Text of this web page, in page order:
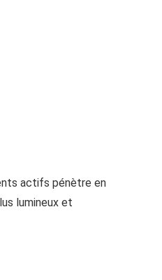
actifs pénètre en
lumineux et